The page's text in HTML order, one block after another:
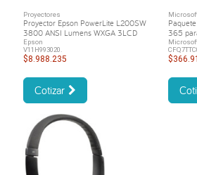
Proyectores
Proyector Epson PowerLite L200SW
3800 ANSI Lumens WXGA 3LCD
Epson
V11H993020.
$8.988.235
Cotizar
365